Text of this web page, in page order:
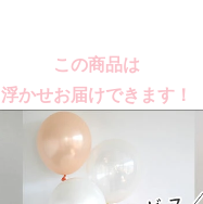
この商品は
浮かせお届けできます！